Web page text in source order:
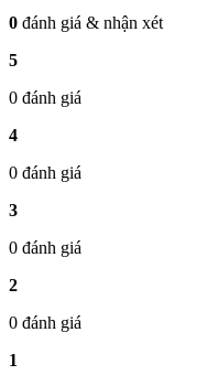
0 đánh giá & nhận xét
5
0 đánh giá
4
0 đánh giá
3
0 đánh giá
2
0 đánh giá
1